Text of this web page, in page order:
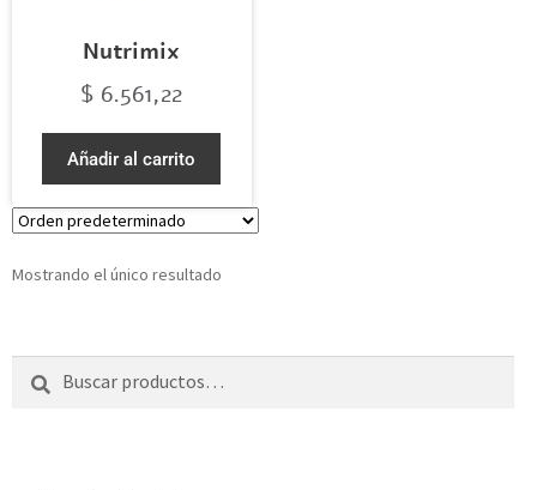
Nutrimix
$ 6.561,22
Añadir al carrito
Mostrando el único resultado